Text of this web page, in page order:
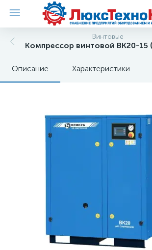
Винтовые
Компрессор винтовой ВК20-15
Описание Характеристики